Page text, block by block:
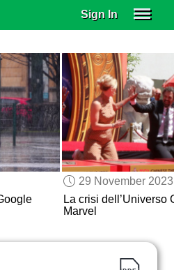
Sign In
29 November 2023
La crisi dell’Universo
Marvel